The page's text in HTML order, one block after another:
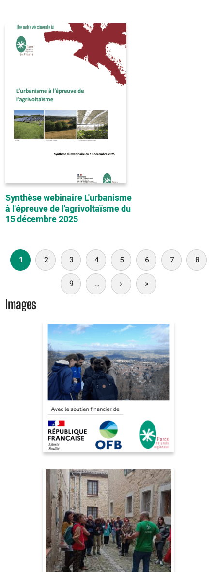
Synthèse webinaire L'urbanisme
à l'épreuve de l'agrivoltaïsme du
15 décembre 2025
Paginación
1 2 3 4 5 6 7 8
9 … › Siguiente
página
» Última
página
Images